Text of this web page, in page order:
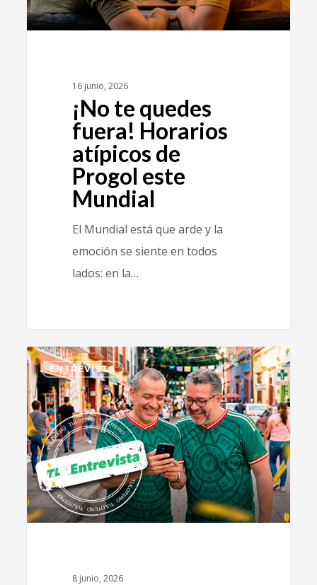
16 junio, 2026
¡No te quedes
fuera! Horarios
atípicos de
Progol este
Mundial
El Mundial está que arde y la
emoción se siente en todos
lados: en la…
ENTREVISTA
8 junio, 2026
0